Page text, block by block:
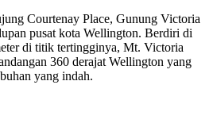
Courtenay Place, Gunung Victoria
pusat kota Wellington. Berdiri di
di titik tertingginya, Mt. Victoria
360 derajat Wellington yang
yang indah.